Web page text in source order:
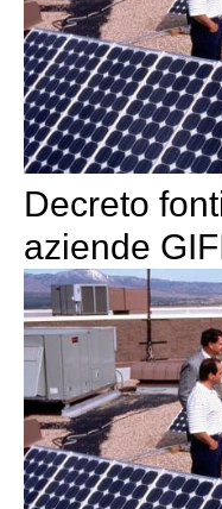
Decreto
aziende